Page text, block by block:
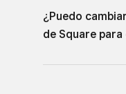
¿Puedo
de Square